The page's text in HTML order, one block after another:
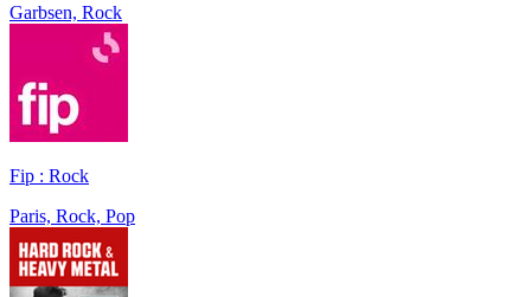
Garbsen, Rock
Fip : Rock
Paris, Rock, Pop